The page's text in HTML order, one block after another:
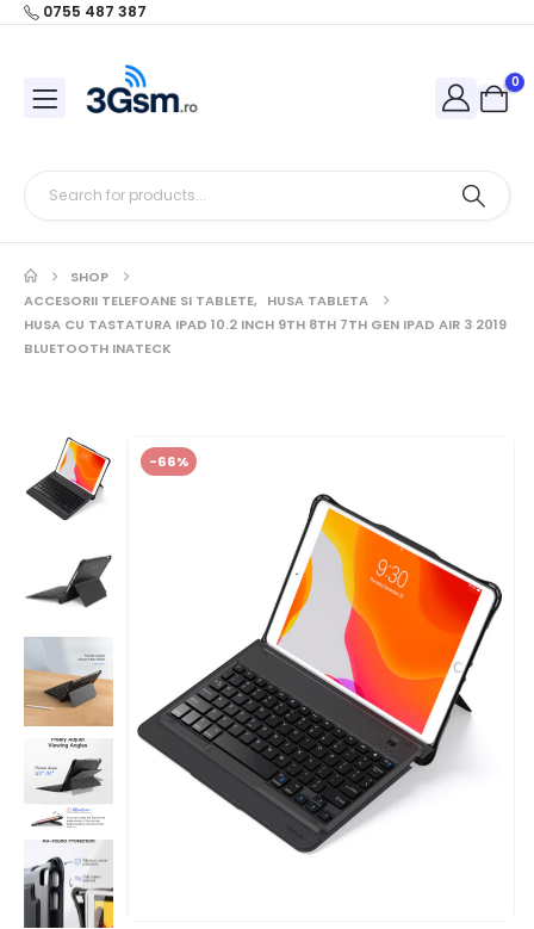
0755 487 387
0
SHOP
ACCESORII TELEFOANE SI TABLETE, HUSA TABLETA
HUSA CU TASTATURA IPAD 10.2 INCH 9TH 8TH 7TH GEN IPAD AIR 3 2019
BLUETOOTH INATECK
-66%